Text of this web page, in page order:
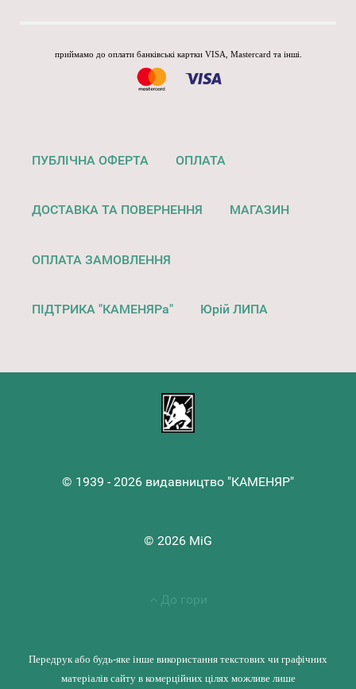
приймамо до оплати банківські картки VISA, Mastercard та інші.
ПУБЛІЧНА ОФЕРТА ОПЛАТА
ДОСТАВКА ТА ПОВЕРНЕННЯ МАГАЗИН
ОПЛАТА ЗАМОВЛЕННЯ
ПІДТРИКА "КАМЕНЯРа" Юрій ЛИПА
© 1939 - 2026 видавництво "КАМЕНЯР"
© 2026 MiG
До гори
Передрук або будь-яке інше використання текстових чи графічних
матеріалів сайту в комерційних цілях можливе лише